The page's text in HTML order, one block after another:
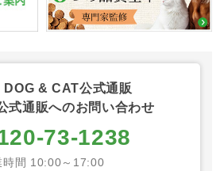
DOG & CAT公式通販
式通販へのお問い合わせ
73-1238
時間 10:00～17:00